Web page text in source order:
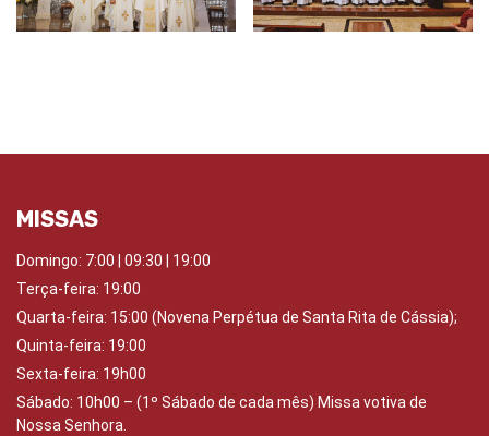
MISSAS
Domingo: 7:00 | 09:30 | 19:00
Terça-feira: 19:00
Quarta-feira: 15:00 (Novena Perpétua de Santa Rita de Cássia);
Quinta-feira: 19:00
Sexta-feira: 19h00
Sábado: 10h00 – (1º Sábado de cada mês) Missa votiva de
Nossa Senhora.